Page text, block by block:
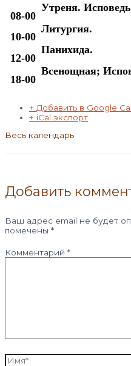
08-00
10-00
12-00
18-00
Утреня.
Литургия.
Панихида.
Всенощная;
+ Добавить в Google
+ iCal экспорт
Весь календарь
Добавить
Ваш адрес email не будет
помечены *
Комментарий *
Имя*